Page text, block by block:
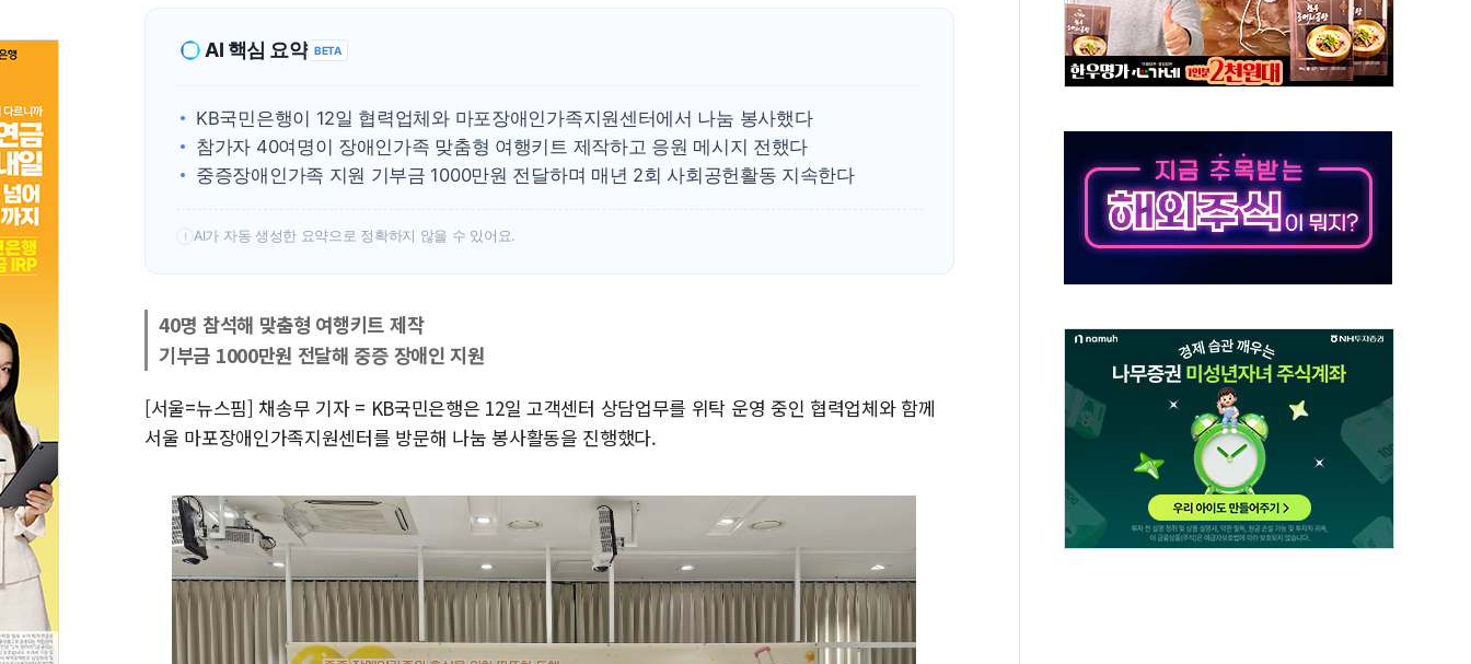
해군과 함께하는 '불금전파, 송정' 시즌2
강원도 폭염특보 11일째…온열질환·가축 피해 최소화 '총력 대응'
[코인 시황] 비트코인, ETF 자금 유입에도 박스권…美 암호화폐 법안 처리 여부도 변수
[르포] 39도 폭염 속 잠실 개표소 시위 '62일째'..."대부분 여기서 상주"
강원·전라권 폭염중대경보 확대…온열질환자 2665명·사망 23명
빚투·레버리지 줄었지만, 반도체 두 종목에 코스피 '휘청'
양주 가전제품 창고서 화재…차량 3대·건물 1동 전소
AI 핵심 요약 BETA
KB국민은행이 12일 협력업체와 마포장애인가족지원센터에서 나눔 봉사했다
참가자 40여명이 장애인가족 맞춤형 여행키트 제작하고 응원 메시지 전했다
중증장애인가족 지원 기부금 1000만원 전달하며 매년 2회 사회공헌활동 지속한다
! AI가 자동 생성한 요약으로 정확하지 않을 수 있어요.
40명 참석해 맞춤형 여행키트 제작
기부금 1000만원 전달해 중증 장애인 지원
[서울=뉴스핌] 채송무 기자 = KB국민은행은 12일 고객센터 상담업무를 위탁 운영 중인 협력업체와 함께
서울 마포장애인가족지원센터를 방문해 나눔 봉사활동을 진행했다.